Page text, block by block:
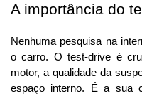
A importância do
Nenhuma pesquisa na
o carro. O test-drive é
motor, a qualidade da
espaço interno. É a sua